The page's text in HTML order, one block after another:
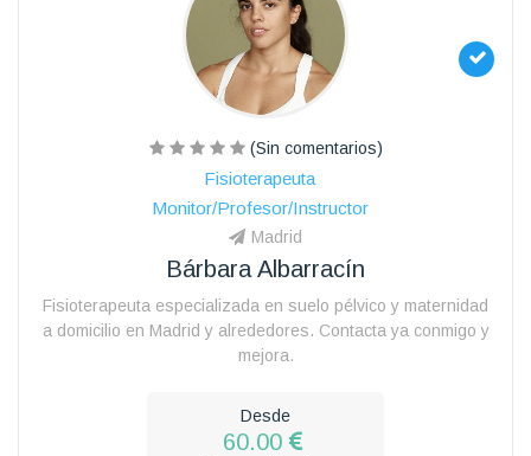
(Sin comentarios)
Fisioterapeuta
Monitor/Profesor/Instructor
Madrid
Bárbara Albarracín
Fisioterapeuta especializada en suelo pélvico y maternidad
a domicilio en Madrid y alrededores. Contacta ya conmigo y
mejora.
Desde
60.00